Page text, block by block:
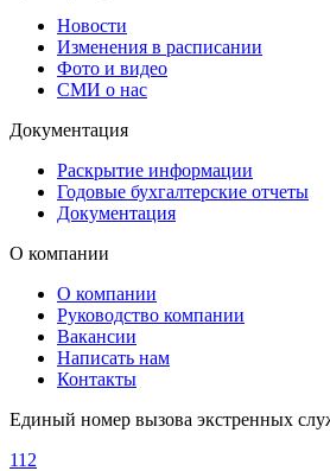
Новости
Изменения в расписании
Фото и видео
СМИ о нас
Документация
Раскрытие информации
Годовые бухгалтерские отчеты
Документация
О компании
О компании
Руководство компании
Вакансии
Написать нам
Контакты
Единый номер вызова экстренных
112